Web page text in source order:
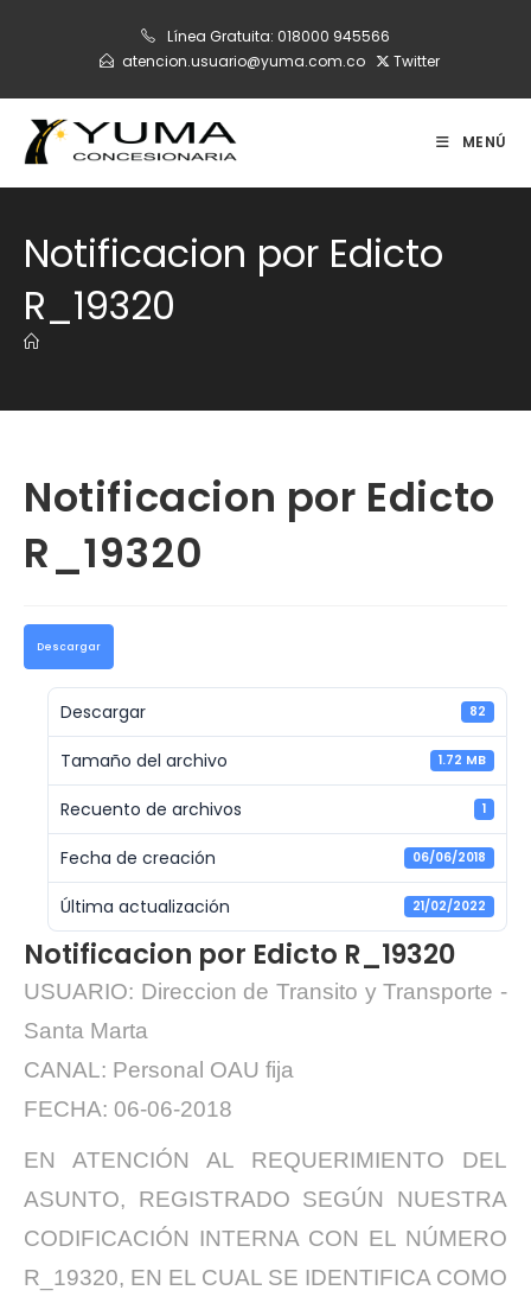
Línea Gratuita: 018000 945566
atencion.usuario@yuma.com.co
Twitter
MENÚ
Notificacion por Edicto
R_19320
Notificacion por Edicto
R_19320
Descargar
Descargar 82
Tamaño del archivo 1.72 MB
Recuento de archivos 1
Fecha de creación 06/06/2018
Última actualización 21/02/2022
Notificacion por Edicto R_19320
USUARIO: Direccion de Transito y Transporte -
Santa Marta
CANAL: Personal OAU fija
FECHA: 06-06-2018
EN ATENCIÓN AL REQUERIMIENTO DEL
ASUNTO, REGISTRADO SEGÚN NUESTRA
CODIFICACIÓN INTERNA CON EL NÚMERO
R_19320, EN EL CUAL SE IDENTIFICA COMO